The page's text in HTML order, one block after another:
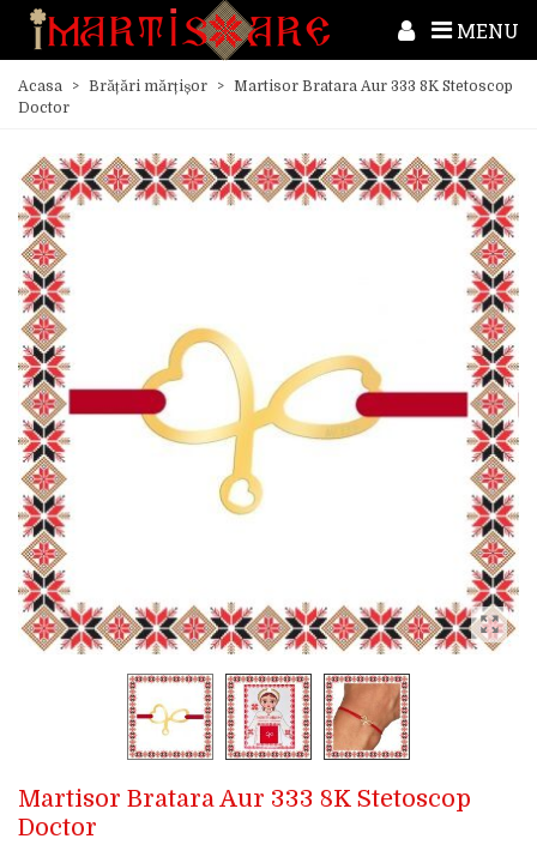
MENU
Acasa > Brățări mărțișor > Martisor Bratara Aur 333 8K Stetoscop
Doctor
Martisor Bratara Aur 333 8K Stetoscop
Doctor